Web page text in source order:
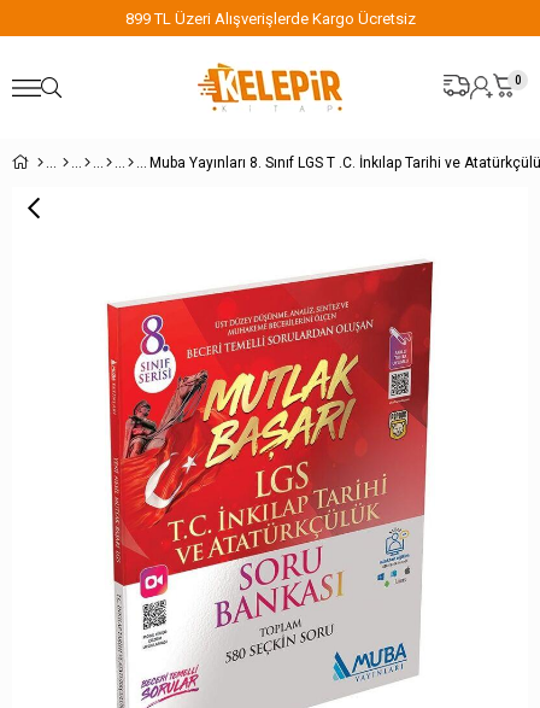
899 TL Üzeri Alışverişlerde Kargo Ücretsiz
0